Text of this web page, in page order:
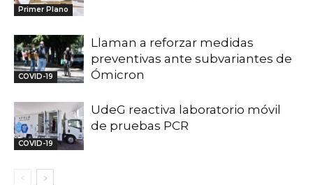
Primer Plano
COVID-19
Llaman a reforzar medidas
preventivas ante subvariantes de
Ómicron
COVID-19
UdeG reactiva laboratorio móvil
de pruebas PCR